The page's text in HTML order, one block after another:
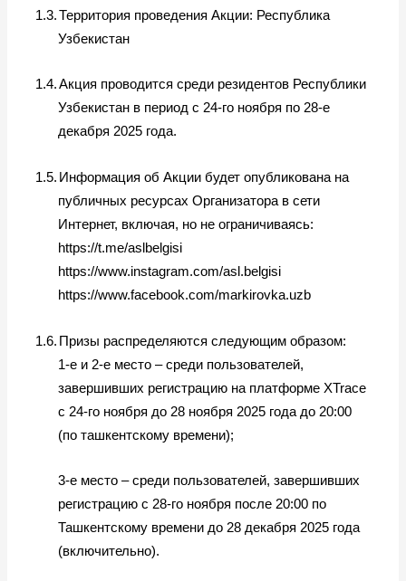
1.3.Территория проведения Акции: Республика
Узбекистан
1.4.Акция проводится среди резидентов Республики
Узбекистан в период с 24-го ноября по 28-е
декабря 2025 года.
1.5. Информация об Акции будет опубликована на
публичных ресурсах Организатора в сети
Интернет, включая, но не ограничиваясь:
https://t.me/aslbelgisi
https://www.instagram.com/asl.belgisi
https://www.facebook.com/markirovka.uzb
1.6. Призы распределяются следующим образом:
1-е и 2-е место – среди пользователей,
завершивших регистрацию на платформе XTrace
с 24-го ноября до 28 ноября 2025 года до 20:00
(по ташкентскому времени);
3-е место – среди пользователей, завершивших
регистрацию с 28-го ноября после 20:00 по
Ташкентскому времени до 28 декабря 2025 года
(включительно).